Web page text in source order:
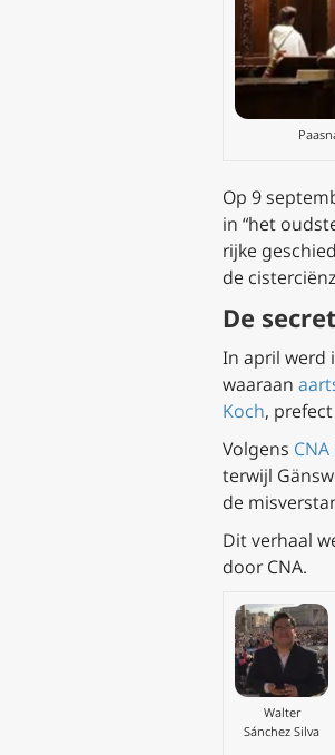
Op 9
in “het
rijke
de
De
In april werd
waaraan
Koch,
Volgens
terwijl
de
Dit verhaal
door CNA.
Walter
Sánchez Silva